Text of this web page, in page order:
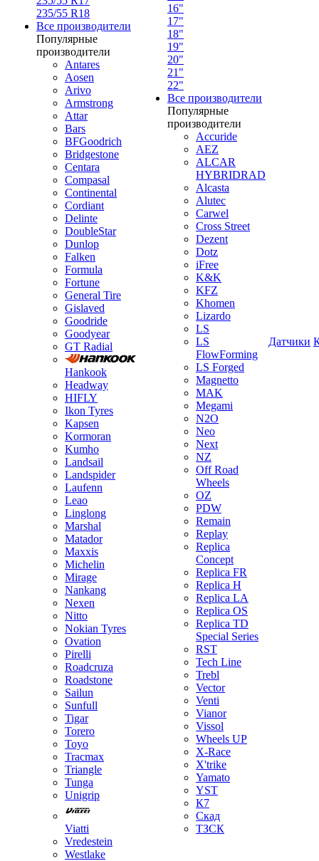
235/55 R18
Все производители
Популярные
производители
Antares
Aosen
Arivo
Armstrong
Attar
Bars
BFGoodrich
Bridgestone
Centara
Compasal
Continental
Cordiant
Delinte
DoubleStar
Dunlop
Falken
Formula
Fortune
General Tire
Gislaved
Goodride
Goodyear
GT Radial
Hankook
Headway
HIFLY
Ikon Tyres
Kapsen
Kormoran
Kumho
Landsail
Landspider
Laufenn
Leao
Linglong
Marshal
Matador
Maxxis
Michelin
Mirage
Nankang
Nexen
Nitto
Nokian Tyres
Ovation
Pirelli
Roadcruza
Roadstone
Sailun
Sunfull
Tigar
Torero
Toyo
Tracmax
Triangle
Tunga
Unigrip
Viatti
Vredestein
Westlake
16"
17"
18"
19"
20"
21"
22"
Все производители
Популярные
производители
Accuride
AEZ
ALCAR
HYBRIDRAD
Alcasta
Alutec
Carwel
Cross Street
Dezent
Dotz
iFree
K&K
KFZ
Khomen
Lizardo
LS
LS
FlowForming
LS Forged
Magnetto
MAK
Megami
N2O
Neo
Next
NZ
Off Road
Wheels
OZ
PDW
Remain
Replay
Replica
Concept
Replica FR
Replica H
Replica LA
Replica OS
Replica TD
Special Series
RST
Tech Line
Trebl
Vector
Venti
Vianor
Vissol
Wheels UP
X-Race
X'trike
Yamato
YST
К7
Скад
ТЗСК
Датчики